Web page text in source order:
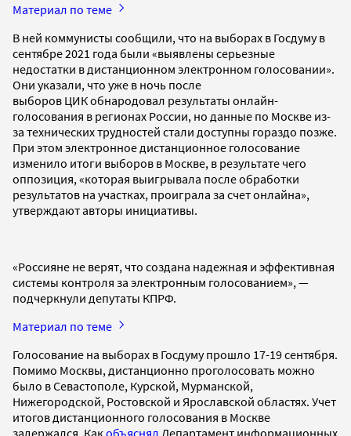
Материал по теме
В ней коммунисты сообщили, что на выборах в Госдуму в
сентябре 2021 года были «выявлены серьезные
недостатки в дистанционном электронном голосовании».
Они указали, что уже в ночь после
выборов ЦИК обнародовал результаты онлайн-
голосования в регионах России, но данные по Москве из-
за технических трудностей стали доступны гораздо позже.
При этом электронное дистанционное голосование
изменило итоги выборов в Москве, в результате чего
оппозиция, «которая выигрывала после обработки
результатов на участках, проиграла за счет онлайна»,
утверждают авторы инициативы.
«Россияне не верят, что создана надежная и эффективная
системы контроля за электронным голосованием», —
подчеркнули депутаты КПРФ.
Материал по теме
Голосование на выборах в Госдуму прошло 17-19 сентября.
Помимо Москвы, дистанционно проголосовать можно
было в Севастополе, Курской, Мурманской,
Нижегородской, Ростовской и Ярославской областях. Учет
итогов дистанционного голосования в Москве
задержался. Какобъяснял Департамент информационных